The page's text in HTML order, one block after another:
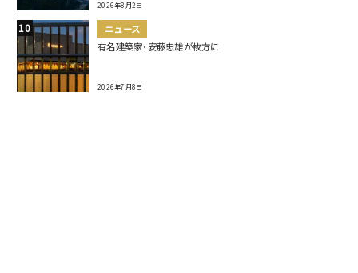
2026年8月2日
ニュース
有名建築家･安藤忠雄が枚方に
2026年7月8日